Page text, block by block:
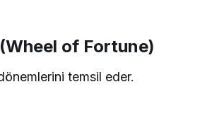
of Fortune)
temsil eder.